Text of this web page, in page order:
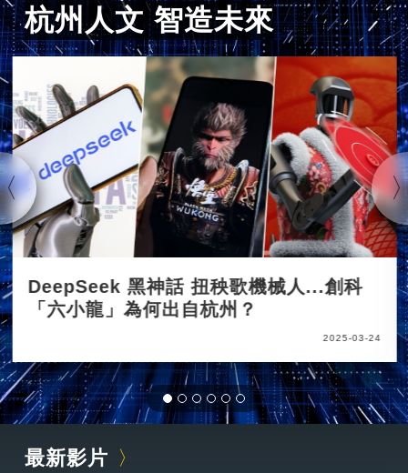
杭州人文 智造未來
DeepSeek 黑神話 扭秧歌機械人...創科
「六小龍」為何出自杭州？
2025-03-24
最新影片